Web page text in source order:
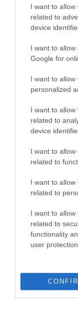
I want to
related to
device
I want to
Google for
I want to
personalized
I want to
related to
device
I want to
related to
I want to
related to
I want to
related to
functionality
user protection.
Pentru o
Aheron, în
acesta este unul
dincolo.
Pe
apă sau pot
întreagă este
organizată.
se află într-un
trasee de
zonă este Bella
printr-o limbă
este scăzut, se
Ammos, Zavia,
aflată aproape
într-un golf